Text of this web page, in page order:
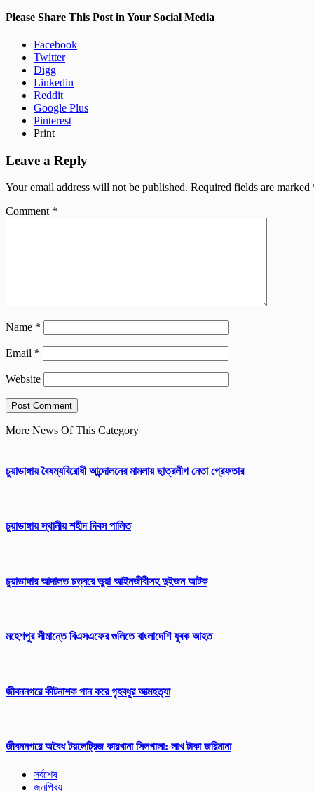
Please Share This Post in Your Social Media
Facebook
Twitter
Digg
Linkedin
Reddit
Google Plus
Pinterest
Print
Leave a Reply
Your email address will not be published. Required fields are marked
Comment *
Name *
Email *
Website
More News Of This Category
চুয়াডাঙ্গায় বৈষম্যবিরোধী আন্দোলনের মামলায় ছাত্রলীগ নেতা গ্রেফতার
চুয়াডাঙ্গায় স্থানীয় শহীদ দিবস পা‌লিত
চুয়াডাঙ্গার আদালত চত্বরে ভুয়া আইনজীবীসহ দুইজন আটক
মহেশপুর সীমান্তে বিএসএফের গুলিতে বাংলাদেশি যুবক আহত
জীবননগরে কীটনাশক পান করে গৃহবধূর আত্মহত্যা
জীবননগরে অবৈধ টয়লেট্রিজ কারখানা সিলগালা: লাখ টাকা জরিমানা
সর্বশেষ
জনপ্রিয়